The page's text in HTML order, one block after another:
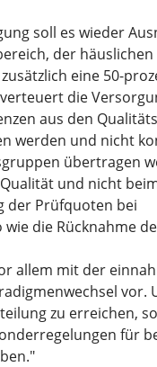
soll es wieder
der
eine 50-
die
aus den
werden und nicht
übertragen
und nicht
der Prüfquoten bei
die Rücknahme
allem mit der
vor.
zu erreichen,
für